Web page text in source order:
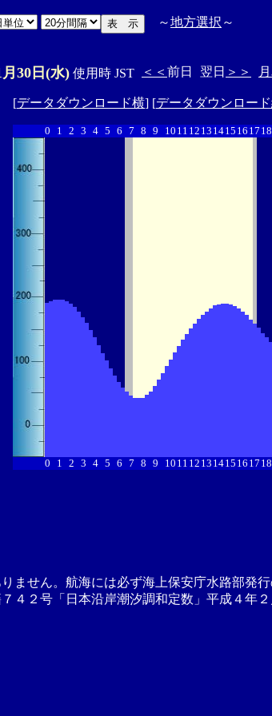
～地方選択 ～
月30日(水) 使用時 JST ＜＜ 前日 翌日 ＞＞
[データダウンロード横] [データダウンロー
0 1 2 3 4 5 6 7 8 9 10 11 12 13 1415 16 17 18
0 1 2 3 4 5 6 7 8 9 10 11 12 13 1415 16 17 18
ません。航海には必ず海上保安庁水路部発行
４２号「日本沿岸潮汐調和定数」平成４年２